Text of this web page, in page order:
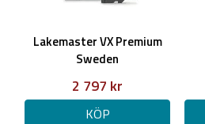
Lakemaster VX Premium
Sweden
2 797 kr
KÖP